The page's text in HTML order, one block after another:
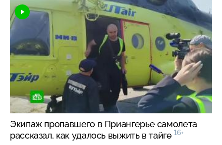
Экипаж пропавшего в Приангерье самолета
рассказал, как удалось выжить в тайге 16+